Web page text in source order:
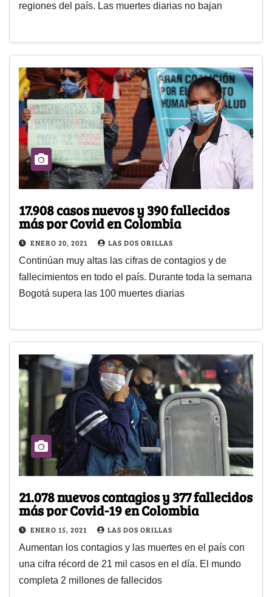
regiones del país. Las muertes diarias no bajan
17.908 casos nuevos y 390 fallecidos
más por Covid en Colombia
ENERO 20, 2021 LAS DOS ORILLAS
Continúan muy altas las cifras de contagios y de
fallecimientos en todo el país. Durante toda la semana
Bogotá supera las 100 muertes diarias
21.078 nuevos contagios y 377 fallecidos
más por Covid-19 en Colombia
ENERO 15, 2021 LAS DOS ORILLAS
Aumentan los contagios y las muertes en el país con
una cifra récord de 21 mil casos en el día. El mundo
completa 2 millones de fallecidos